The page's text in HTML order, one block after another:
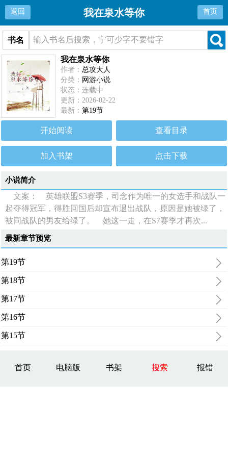
返回 我在泉水等你 首页
书名
我在泉水等你
作者：总攻大人
分类： 网游小说
状态：连载中
更新：2026-02-22
最新：第19节
开始阅读 查看目录
加入书架 点击下载
小说简介
文案： 英雄联盟S3赛季，司念作为唯一的女选手和战队一
起夺得冠军，得胜回国后却宣布退出战队，原因是她被绿了，
被同战队的男友给绿了。 她这一走，在S7赛季才再次...
最新章节预览
第19节
第18节
第17节
第16节
第15节
首页 电脑版 书架 搜索 报错